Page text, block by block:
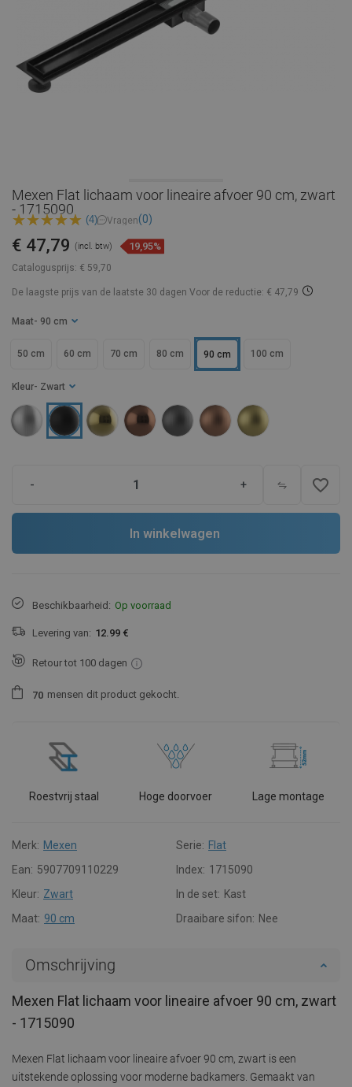
Mexen Flat lichaam voor lineaire afvoer 90 cm, zwart
- 1715090
(4) Vragen(0)
Catalogusprijs: € 59,70
€ 47,79 (incl. btw) 19,95%
De laagste prijs van de laatste 30 dagen Voor de reductie: € 47,79
Maat - 90 cm
50 cm 60 cm 70 cm 80 cm 90 cm 100 cm
Kleur - Zwart
- + favorite_border
In winkelwagen
Beschikbaarheid: Op voorraad
Levering van: 12.99 €
Retour tot 100 dagen
70 mensen dit product gekocht.
Roestvrij staal Hoge doorvoer Lage montage
Merk: Mexen Serie: Flat
Ean: 5907709110229 Index: 1715090
Kleur: Zwart In de set: Kast
Maat: 90 cm Draaibare sifon: Nee
Omschrijving
Mexen Flat lichaam voor lineaire afvoer 90 cm, zwart
- 1715090
Mexen Flat lichaam voor lineaire afvoer 90 cm, zwart is een
uitstekende oplossing voor moderne badkamers. Gemaakt van